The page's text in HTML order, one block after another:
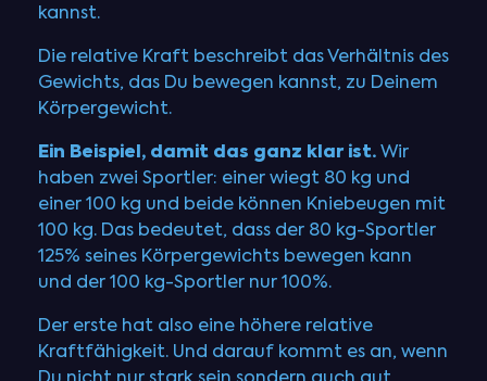
kannst.
Die relative Kraft beschreibt das Verhältnis des
Gewichts, das Du bewegen kannst, zu Deinem
Körpergewicht.
Ein Beispiel, damit das ganz klar ist.Wir
haben zwei Sportler: einer wiegt 80 kg und
einer 100 kg und beide können Kniebeugen mit
100 kg. Das bedeutet, dass der 80 kg-Sportler
125% seines Körpergewichts bewegen kann
und der 100 kg-Sportler nur 100%.
Der erste hat also eine höhere relative
Kraftfähigkeit. Und darauf kommt es an, wenn